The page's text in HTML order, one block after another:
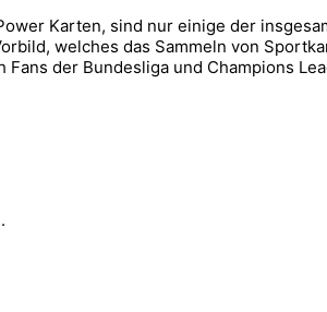
Karten, sind nur einige der
welches das Sammeln von
der Bundesliga und Champions